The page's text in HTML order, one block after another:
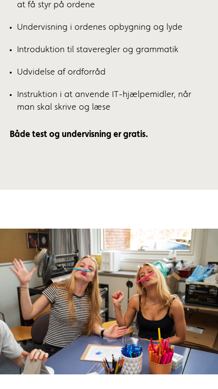
at få styr på ordene
Undervisning i ordenes opbygning og lyde
Introduktion til staveregler og grammatik
Udvidelse af ordforråd
Instruktion i at anvende IT-hjælpemidler, når
man skal skrive og læse
Både test og undervisning er gratis.